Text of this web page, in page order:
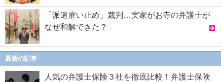
「派遣雇い止め」裁判…実家がお寺の弁護士が
なぜ和解できた？
最新の記事
人気の弁護士保険３社を徹底比較！弁護士保険